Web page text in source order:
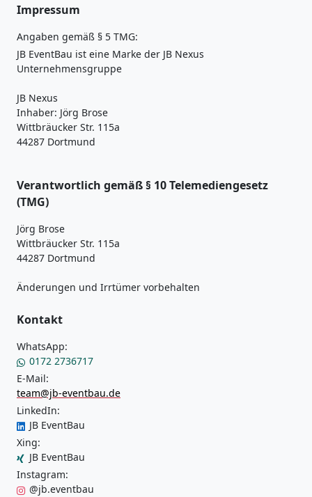
Impressum
Angaben gemäß § 5 TMG:
JB EventBau ist eine Marke der JB Nexus
Unternehmensgruppe
JB Nexus
Inhaber: Jörg Brose
Wittbräucker Str. 115a
44287 Dortmund
Verantwortlich gemäß § 10 Telemediengesetz
(TMG)
Jörg Brose
Wittbräucker Str. 115a
44287 Dortmund
Änderungen und Irrtümer vorbehalten
Kontakt
WhatsApp:
0172 2736717
E-Mail:
team@jb-eventbau.de
LinkedIn:
JB EventBau
Xing:
JB EventBau
Instagram:
@jb.eventbau